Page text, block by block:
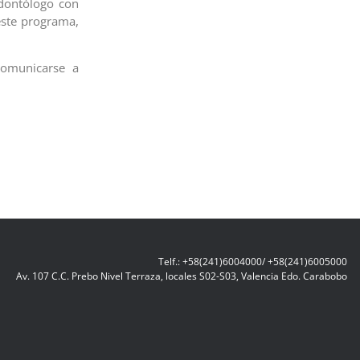
programa,
a
Telf.: +58(241)6004000/ +58(241)6005000
Av. 107 C.C. Prebo Nivel Terraza, locales S02-S03, Valencia Edo. Carabobo